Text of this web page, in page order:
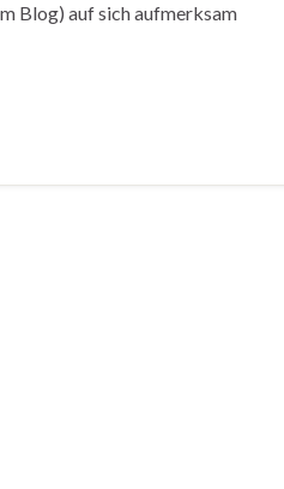
Blog) auf sich aufmerksam